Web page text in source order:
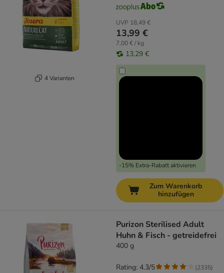
4 Varianten
UVP 18,49 €
13,99 €
7,00 € / kg
13,29 €
-15% Extra-Rabatt aktivieren
Zum Warenkorb
hinzufügen
Purizon Sterilised Adult
Huhn & Fisch - getreidefrei
400 g
Rating: 4.3/5 (2335)